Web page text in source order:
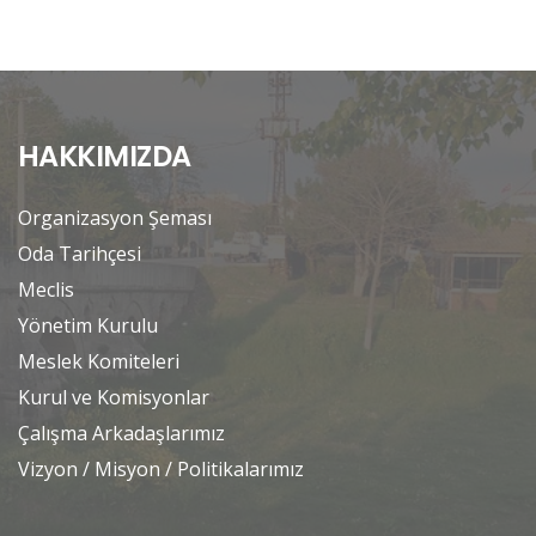
HAKKIMIZDA
Organizasyon Şeması
Oda Tarihçesi
Meclis
Yönetim Kurulu
Meslek Komiteleri
Kurul ve Komisyonlar
Çalışma Arkadaşlarımız
Vizyon / Misyon / Politikalarımız